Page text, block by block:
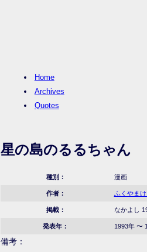
Home
Archives
Quotes
星の島のるるちゃん
種別： 漫画
作者： ふくやまけ
掲載： なかよし
発表年： 1993年 〜
備考：